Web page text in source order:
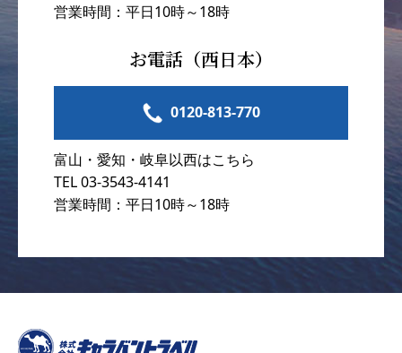
営業時間：平日10時～18時
お電話（西日本）
0120-813-770
富山・愛知・岐阜以西はこちら
TEL 03-3543-4141
営業時間：平日10時～18時